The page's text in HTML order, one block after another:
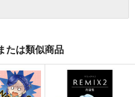
たは類似商品